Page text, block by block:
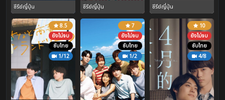
ซีรีย์ญี่ปุ่น ซีรีย์ญี่ปุ่น ซีรีย์ญี่ปุ่น
8.5
ยังไม่จบ
ซับไทย
1/12
7
ยังไม่จบ
ซับไทย
1/2
10
ยังไม่จบ
ซับไทย
4/8